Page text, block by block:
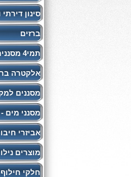
סינון
ברזים
תמי4 מסננים / אביזרים
אלקטרה בר
מסננים
מסנני מים
אביזרי
מוצרים
חלקי חילוף